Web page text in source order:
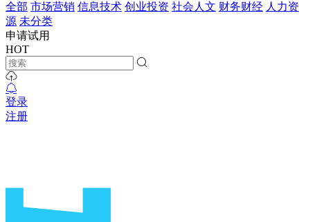
全部 市场营销 信息技术 创业投资 社会人文 财务财经 人力资
源 未分类
申请试用
HOT
登录
注册